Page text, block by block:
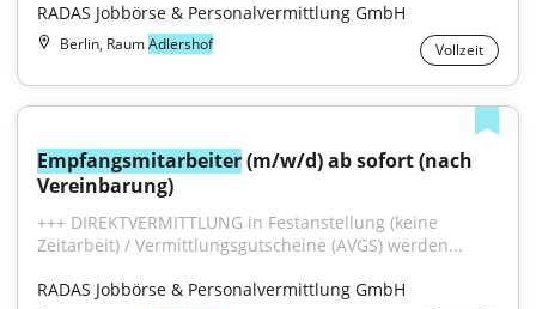
RADAS Jobbörse & Personalvermittlung GmbH
Berlin, RaumAdlershof Vollzeit
Empfangsmitarbeiter (m/w/d) ab sofort (nach
Vereinbarung)
+++ DIREKTVERMITTLUNG in Festanstellung (keine
Zeitarbeit) / Vermittlungsgutscheine (AVGS) werden...
RADAS Jobbörse & Personalvermittlung GmbH